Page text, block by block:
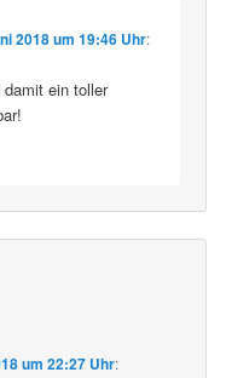
2018 um 19:46 Uhr:
ein toller
um 22:27 Uhr: